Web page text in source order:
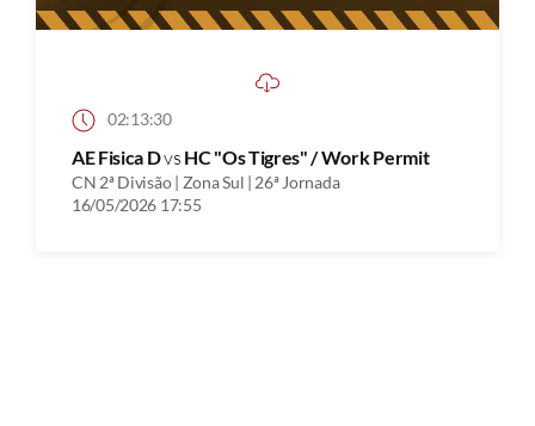
02:13:30
AE Fisica Dvs HC "Os Tigres" / Work Permit
CN 2ª Divisão | Zona Sul | 26ª Jornada
16/05/2026 17:55